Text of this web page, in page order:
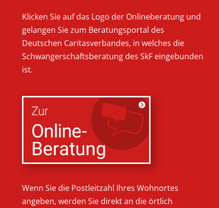
Klicken Sie auf das Logo der Onlineberatung und
gelangen Sie zum Beratungsportal des
Deutschen Caritasverbandes, in welches die
Schwangerschaftsberatung des SkF eingebunden
ist.
Wenn Sie die Postleitzahl Ihres Wohnortes
angeben, werden Sie direkt an die örtlich